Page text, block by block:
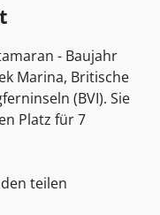
- Baujahr
Marina, Britische
(BVI). Sie
Platz für 7
teilen